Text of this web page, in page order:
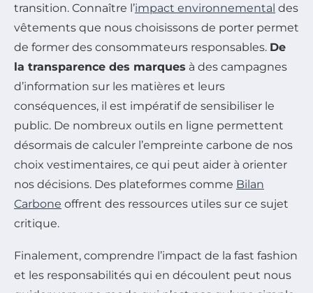
transition. Connaître l’impact environnemental des
vêtements que nous choisissons de porter permet
de former des consommateurs responsables. De
la transparence des marques à des campagnes
d’information sur les matières et leurs
conséquences, il est impératif de sensibiliser le
public. De nombreux outils en ligne permettent
désormais de calculer l’empreinte carbone de nos
choix vestimentaires, ce qui peut aider à orienter
nos décisions. Des plateformes comme Bilan
Carbone offrent des ressources utiles sur ce sujet
critique.
Finalement, comprendre l’impact de la fast fashion
et les responsabilités qui en découlent peut nous